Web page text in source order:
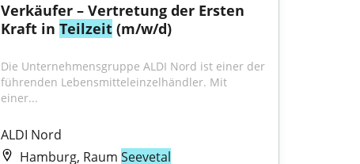
Verkäufer – Vertretung der Ersten
Kraft in Teilzeit (m/w/d)
Die Unternehmensgruppe ALDI Nord ist einer der
führenden Lebensmitteleinzelhändler. Mit
einer...
ALDI Nord
Hamburg, Raum Seevetal